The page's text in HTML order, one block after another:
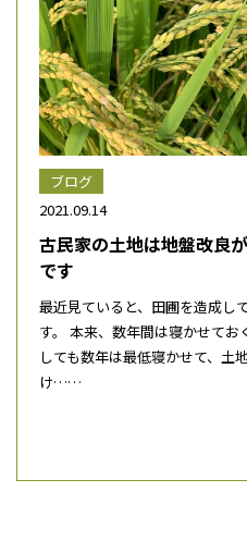
ブログ
2021.09.14
古民家の土地は地盤改良
です
最近見ていると、田圃を造成し
す。 本来、数年間は寝かせて
しても数年は最低寝かせて、土
け……